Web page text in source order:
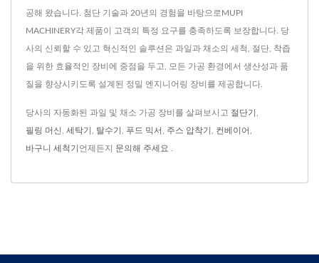
공해 왔습니다. 첨단 기술과 20년의 경험을 바탕으로MUPI
MACHINERY각 제품이 고객의 특정 요구를 충족하도록 보장합니다. 당
사의 신뢰할 수 있고 혁신적인 솔루션은 과일과 채소의 세척, 절단, 착즙
을 위한 효율적인 장비에 중점을 두고, 모든 가공 환경에서 생산성과 품
질을 향상시키도록 설계된 정밀 엔지니어링 장비를 제공합니다.
당사의 자동화된 과일 및 채소 가공 장비를 살펴보시고 절단기
필링 머신 세탁기 탈수기 푸드 믹서 주스 압착기 컨베이어
바구니 세척기 언제든지 문의해 주세요